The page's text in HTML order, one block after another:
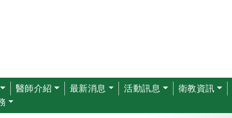
醫師介紹 最新消息 活動訊息 衛教資訊